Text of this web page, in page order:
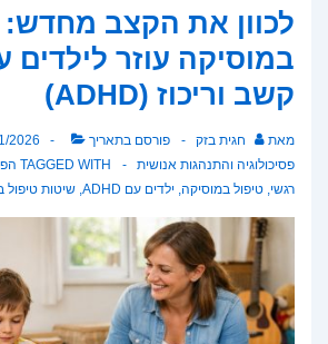
תומכת
חברתיות
מצמצמת
בקרב
להט"ב
לכוון את הקצב מחדש:
במוסיקה עוזר
קשב וריכוז (ADHD)
מאת חגית בזק פורסם בתאריך 2026
פסיכולוגיה והתנהגות אנושית
TAGGED WITH
רגשי טיפול במוסיקה ילדים עם ADHD שיטות טיפול